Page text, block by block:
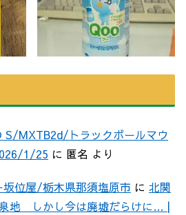
S/MXTB2d/トラックボールマウ
1/25 に 匿名 より
位屋/栃木県那須塩原市 に 北関
地 しかし今は廃墟だらけに… |